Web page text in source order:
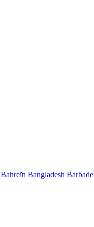
Bahreïn Bangladesh Barbade